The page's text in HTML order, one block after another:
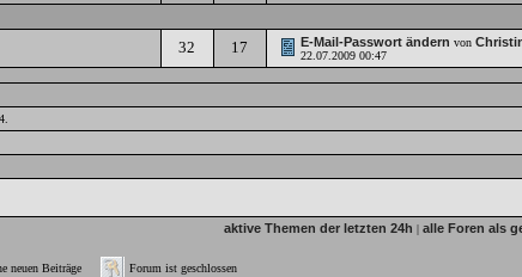
32 17 E-Mail-Passwort ändern von
22.07.2009 00:47
.
aktive Themen der letzten 24h | alle Foren als
neuen Beiträge Forum ist geschlossen